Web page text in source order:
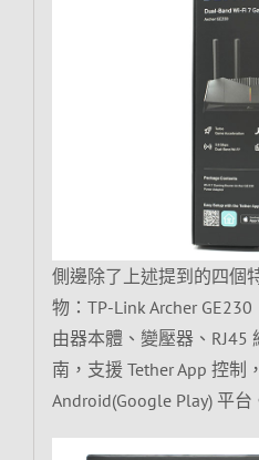
側邊除了上述提到的四個
物：TP-Link Archer
由器本體、變壓器、RJ45
南，支援 Tether App 控制
Android(Google Play) 平台